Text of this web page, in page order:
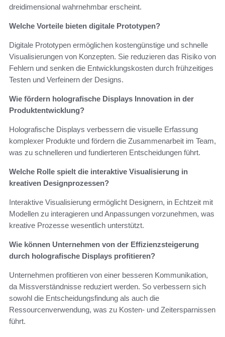
dreidimensional wahrnehmbar erscheint.
Welche Vorteile bieten digitale Prototypen?
Digitale Prototypen ermöglichen kostengünstige und schnelle
Visualisierungen von Konzepten. Sie reduzieren das Risiko von
Fehlern und senken die Entwicklungskosten durch frühzeitiges
Testen und Verfeinern der Designs.
Wie fördern holografische Displays Innovation in der
Produktentwicklung?
Holografische Displays verbessern die visuelle Erfassung
komplexer Produkte und fördern die Zusammenarbeit im Team,
was zu schnelleren und fundierteren Entscheidungen führt.
Welche Rolle spielt die interaktive Visualisierung in
kreativen Designprozessen?
Interaktive Visualisierung ermöglicht Designern, in Echtzeit mit
Modellen zu interagieren und Anpassungen vorzunehmen, was
kreative Prozesse wesentlich unterstützt.
Wie können Unternehmen von der Effizienzsteigerung
durch holografische Displays profitieren?
Unternehmen profitieren von einer besseren Kommunikation,
da Missverständnisse reduziert werden. So verbessern sich
sowohl die Entscheidungsfindung als auch die
Ressourcenverwendung, was zu Kosten- und Zeitersparnissen
führt.